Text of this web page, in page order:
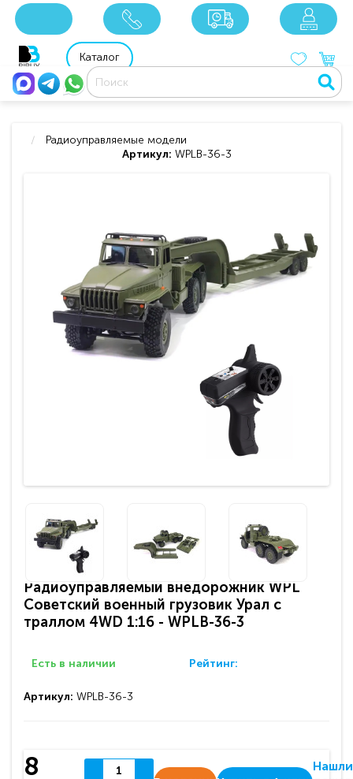
8 800 201 92 06
Каталог
Радиоуправляемые модели
Артикул: WPLB-36-3
Радиоуправляемый внедорожник WPL
Советский военный грузовик Урал с
траллом 4WD 1:16 - WPLB-36-3
Есть в наличии Рейтинг:
Артикул: WPLB-36-3
8
Нашли
xxx